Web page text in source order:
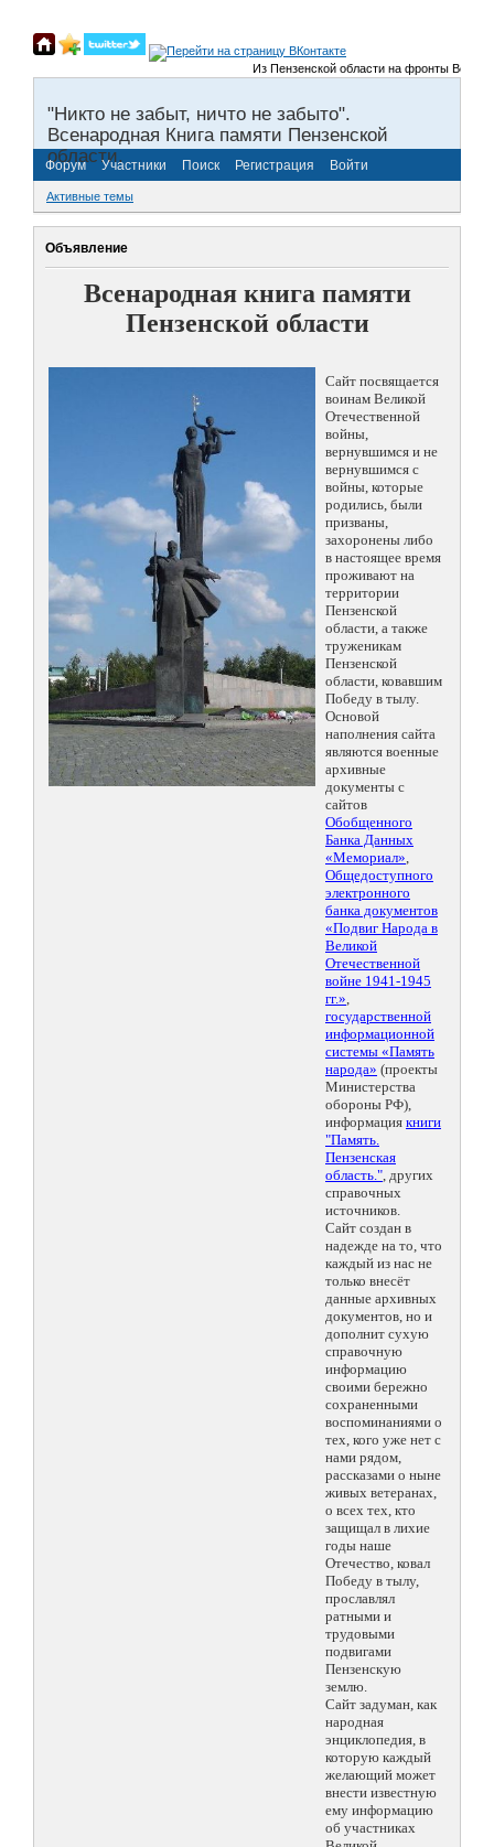
Из Пензенской области на фронты Великой
"Никто не забыт, ничто не забыто".
Всенародная Книга памяти Пензенской
области.
Форум Участники Поиск Регистрация Войти
Активные темы
Объявление
Всенародная книга памяти
Пензенской области
Сайт посвящается
воинам Великой
Отечественной
войны,
вернувшимся и не
вернувшимся с
войны, которые
родились, были
призваны,
захоронены либо
в настоящее время
проживают на
территории
Пензенской
области, а также
труженикам
Пензенской
области, ковавшим
Победу в тылу.
Основой
наполнения сайта
являются военные
архивные
документы с
сайтов
Обобщенного
Банка Данных
«Мемориал»,
Общедоступного
электронного
банка документов
«Подвиг Народа в
Великой
Отечественной
войне 1941-1945
гг.»,
государственной
информационной
системы «Память
народа» (проекты
Министерства
обороны РФ),
информация книги
"Память.
Пензенская
область.", других
справочных
источников.
Сайт создан в
надежде на то, что
каждый из нас не
только внесёт
данные архивных
документов, но и
дополнит сухую
справочную
информацию
своими бережно
сохраненными
воспоминаниями о
тех, кого уже нет с
нами рядом,
рассказами о ныне
живых ветеранах,
о всех тех, кто
защищал в лихие
годы наше
Отечество, ковал
Победу в тылу,
прославлял
ратными и
трудовыми
подвигами
Пензенскую
землю.
Сайт задуман, как
народная
энциклопедия, в
которую каждый
желающий может
внести известную
ему информацию
об участниках